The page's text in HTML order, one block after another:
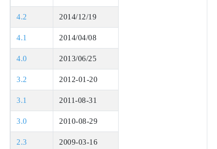
4.2 2014/12/19
4.1 2014/04/08
4.0 2013/06/25
3.2 2012-01-20
3.1 2011-08-31
3.0 2010-08-29
2.3 2009-03-16